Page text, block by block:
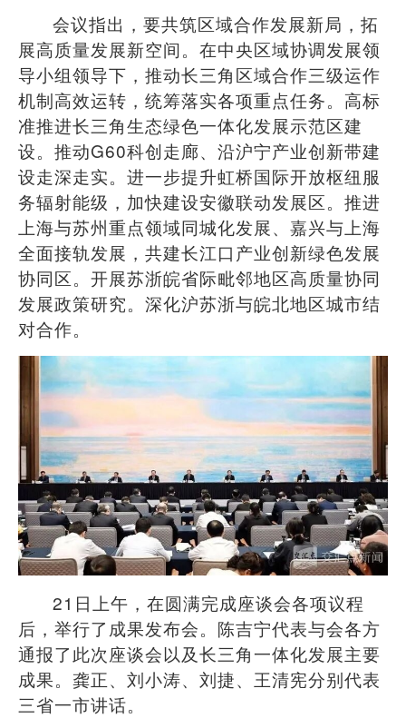
会议指出，要共筑区域合作发展新局，拓
展高质量发展新空间。在中央区域协调发展领
导小组领导下，推动长三角区域合作三级运作
机制高效运转，统筹落实各项重点任务。高标
准推进长三角生态绿色一体化发展示范区建
设。推动G60科创走廊、沿沪宁产业创新带建
设走深走实。进一步提升虹桥国际开放枢纽服
务辐射能级，加快建设安徽联动发展区。推进
上海与苏州重点领域同城化发展、嘉兴与上海
全面接轨发展，共建长江口产业创新绿色发展
协同区。开展苏浙皖省际毗邻地区高质量协同
发展政策研究。深化沪苏浙与皖北地区城市结
对合作。
21 日上午，在圆满完成座谈会各项议程
后，举行了成果发布会。陈吉宁代表与会各方
通报了此次座谈会以及长三角一体化发展主要
成果。龚正、刘小涛、刘捷、王清宪分别代表
三省一市讲话。